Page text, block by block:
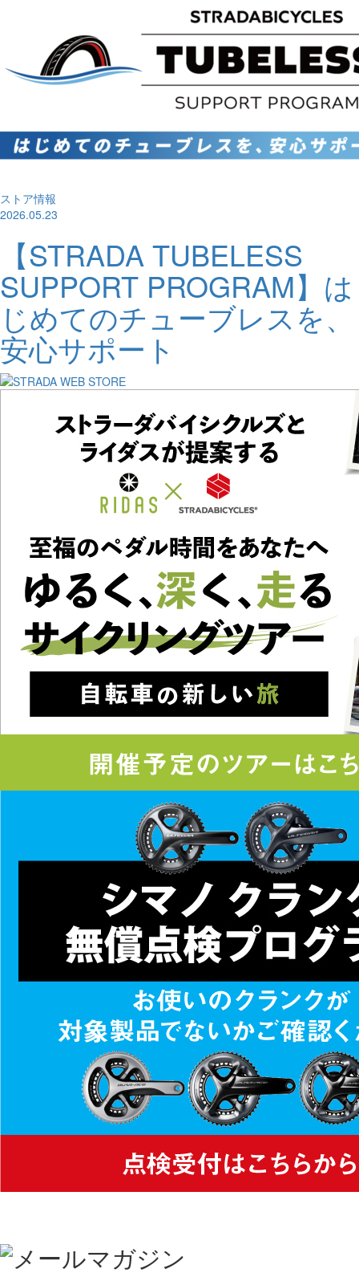
ストア情報
2026.05.23
【STRADA TUBELESS
SUPPORT PROGRAM】は
じめてのチューブレスを、
安心サポート